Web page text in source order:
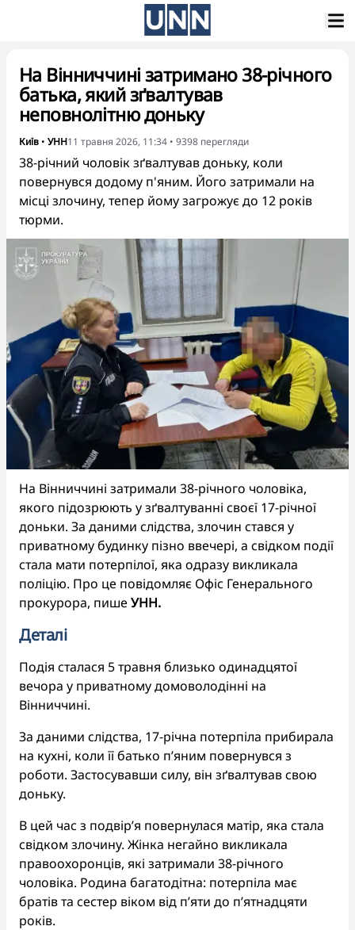
На Вінниччині затримано 38-річного
батька, який зґвалтував
неповнолітню доньку
Київ • УНН11 травня 2026, 11:34 • 9398 перегляди
38-річний чоловік зґвалтував доньку, коли
повернувся додому п'яним. Його затримали на
місці злочину, тепер йому загрожує до 12 років
тюрми.
На Вінниччині затримали 38-річного чоловіка,
якого підозрюють у зґвалтуванні своєї 17-річної
доньки. За даними слідства, злочин стався у
приватному будинку пізно ввечері, а свідком події
стала мати потерпілої, яка одразу викликала
поліцію. Про це повідомляє Офіс Генерального
прокурора, пише УНН.
Деталі
Подія сталася 5 травня близько одинадцятої
вечора у приватному домоволодінні на
Вінниччині.
За даними слідства, 17-річна потерпіла прибирала
на кухні, коли її батько п’яним повернувся з
роботи. Застосувавши силу, він зґвалтував свою
доньку.
В цей час з подвір’я повернулася матір, яка стала
свідком злочину. Жінка негайно викликала
правоохоронців, які затримали 38-річного
чоловіка. Родина багатодітна: потерпіла має
братів та сестер віком від п’яти до п’ятнадцяти
років.